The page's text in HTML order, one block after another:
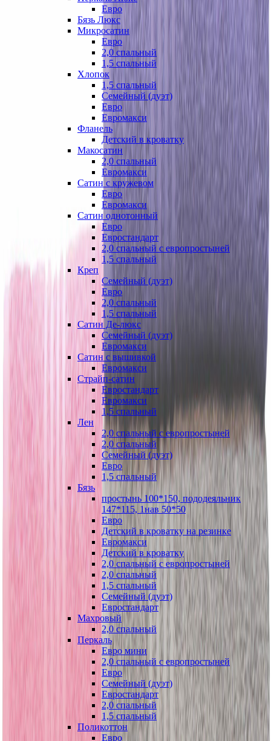
Евро
Бязь Люкс
Микросатин
Евро
2,0 спальный
1,5 спальный
Хлопок
1,5 спальный
Семейный (дуэт)
Евро
Евромакси
Фланель
Детский в кроватку
Макосатин
2,0 спальный
Евромакси
Сатин с кружевом
Евро
Евромакси
Сатин однотонный
Евро
Евростандарт
2,0 спальный с европростыней
1,5 спальный
Креп
Семейный (дуэт)
Евро
2,0 спальный
1,5 спальный
Сатин Де-люкс
Семейный (дуэт)
Евромакси
Сатин с вышивкой
Евромакси
Страйп-сатин
Евростандарт
Евромакси
1,5 спальный
Лен
2,0 спальный с европростыней
2,0 спальный
Семейный (дуэт)
Евро
1,5 спальный
Бязь
простынь 100*150, пододеяльник
147*115, 1нав 50*50
Евро
Детский в кроватку на резинке
Евромакси
Детский в кроватку
2,0 спальный с европростыней
2,0 спальный
1,5 спальный
Семейный (дуэт)
Евростандарт
Махровый
2,0 спальный
Перкаль
Евро мини
2,0 спальный с европростыней
Евро
Семейный (дуэт)
Евростандарт
2,0 спальный
1,5 спальный
Поликоттон
Евро